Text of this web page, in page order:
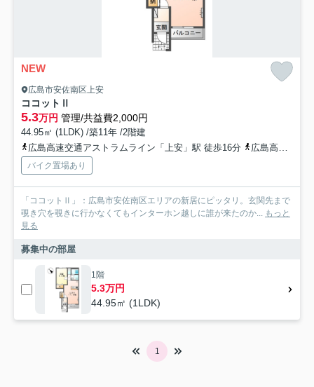
NEW
広島市安佐南区上安
ココットⅡ
5.3万円 管理/共益費2,000円
44.95㎡ (1LDK) /築11年 /2階建
広島高速交通アストラムライン「上安」駅 徒歩16分
広島高速交通アストラムライン「安東」駅 徒歩17分
バイク置場あり
「ココットⅡ」：広島市安佐南区エリアの新居にピッタリ。玄関先まで
覗き穴を覗きに行かなくてもインターホン越しに誰が来たのか... もっと
見る
募集中の部屋
1階
5.3万円
44.95㎡ (1LDK)
1